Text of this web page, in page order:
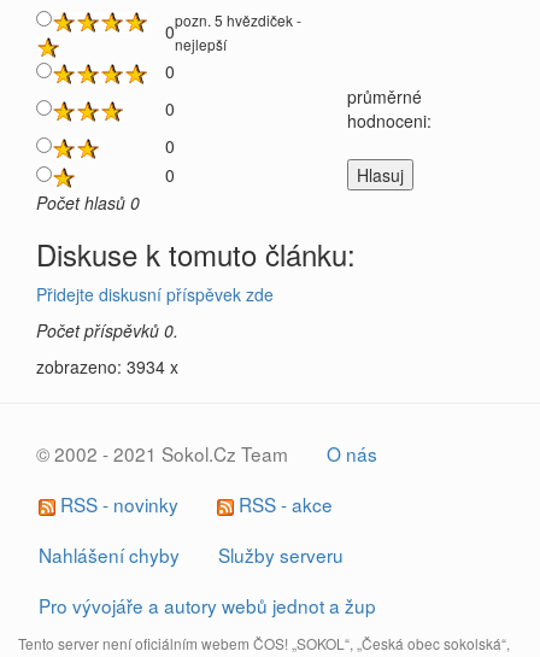
0pozn. 5 hvězdiček -
nejlepší
0
0
průměrné
hodnoceni:
0
0
Počet hlasů 0
Diskuse k tomuto článku:
Přidejte diskusní příspěvek zde
Počet příspěvků 0.
zobrazeno: 3934 x
© 2002 - 2021 Sokol.Cz Team
O nás
RSS - novinky
RSS - akce
Nahlášení chyby
Služby serveru
Pro vývojáře a autory webů jednot a žup
Tento server není oficiálním webem ČOS! „SOKOL“, „Česká obec sokolská“,